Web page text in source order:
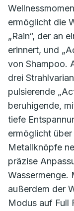
ermöglicht die
„Rain“, der an
erinnert, und
von Shampoo.
drei
pulsierende
beruhigende,
tiefe
ermöglicht
Metallknöpfe
präzise
Wassermenge.
außerdem der
Modus auf Full